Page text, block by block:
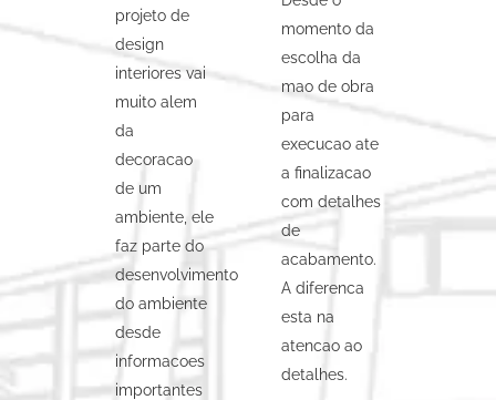
projeto de
design
interiores vai
muito alem
da
decoracao
de um
ambiente, ele
faz parte do
desenvolvimento
do ambiente
desde
informacoes
importantes
momento da
escolha da
mao de obra
para
execucao ate
a finalizacao
com detalhes
de
acabamento.
A diferenca
esta na
atencao ao
detalhes.